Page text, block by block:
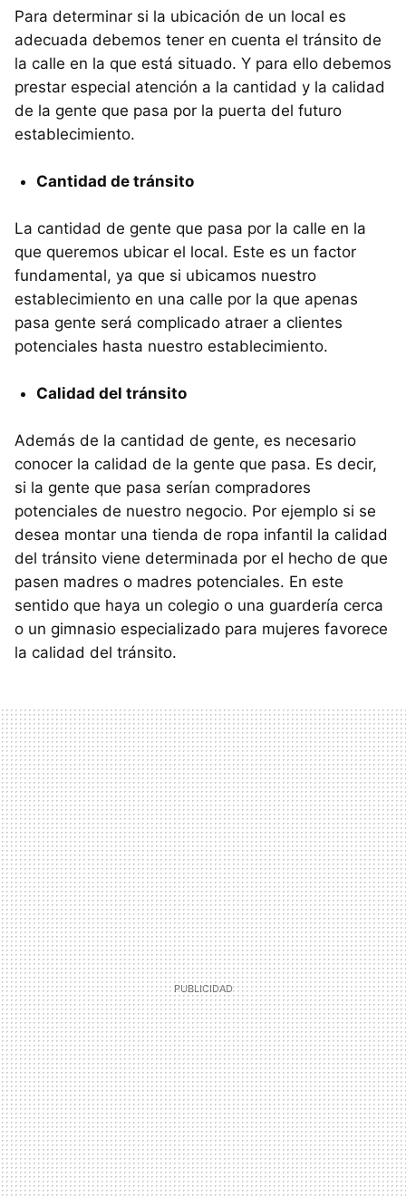
Para determinar si la ubicación de un local es
adecuada debemos tener en cuenta el tránsito de
la calle en la que está situado. Y para ello debemos
prestar especial atención a la cantidad y la calidad
de la gente que pasa por la puerta del futuro
establecimiento.
Cantidad de tránsito
La cantidad de gente que pasa por la calle en la
que queremos ubicar el local. Este es un factor
fundamental, ya que si ubicamos nuestro
establecimiento en una calle por la que apenas
pasa gente será complicado atraer a clientes
potenciales hasta nuestro establecimiento.
Calidad del tránsito
Además de la cantidad de gente, es necesario
conocer la calidad de la gente que pasa. Es decir,
si la gente que pasa serían compradores
potenciales de nuestro negocio. Por ejemplo si se
desea montar una tienda de ropa infantil la calidad
del tránsito viene determinada por el hecho de que
pasen madres o madres potenciales. En este
sentido que haya un colegio o una guardería cerca
o un gimnasio especializado para mujeres favorece
la calidad del tránsito.